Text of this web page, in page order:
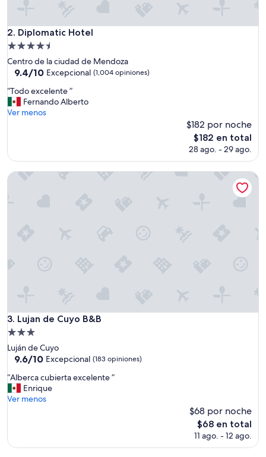
2. Diplomatic Hotel
Diplomatic Hotel
Propiedad
de
4.5
Centro de la ciudad de Mendoza
9.4
10,
Excepcional,
(1,004
9.4/10 Excepcional (1,004 opiniones)
“
T
o
x
e
“Todo excelente ”
Fernando Alberto
Ver menos
$182 por noche
El
precio
$182 en total
28 ago. - 29 ago.
3. Lujan de Cuyo B&B
Lujan de Cuyo B&B
Propiedad
de
3.0
Luján de Cuyo
9.6
10,
Excepcional,
(183
9.6/10 Excepcional (183 opiniones)
“
A
l
c
“Alberca cubierta excelente ”
Enrique
Ver menos
$68 por noche
El
precio
$68 en total
11 ago. - 12 ago.
Lujan de Cuyo B&B